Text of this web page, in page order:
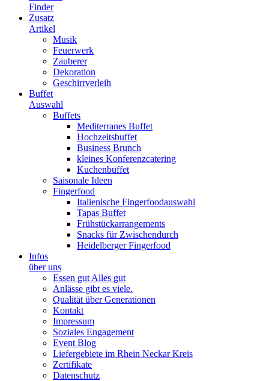
Finder
Zusatz
Artikel
Musik
Feuerwerk
Zauberer
Dekoration
Geschirrverleih
Buffet
Auswahl
Buffets
Mediterranes Buffet
Hochzeitsbuffet
Business Brunch
kleines Konferenzcatering
Kuchenbuffet
Saisonale Ideen
Fingerfood
Italienische Fingerfoodauswahl
Tapas Buffet
Frühstückarrangements
Snacks für Zwischendurch
Heidelberger Fingerfood
Infos
über uns
Essen gut Alles gut
Anlässe gibt es viele.
Qualität über Generationen
Kontakt
Impressum
Soziales Engagement
Event Blog
Liefergebiete im Rhein Neckar Kreis
Zertifikate
Datenschutz